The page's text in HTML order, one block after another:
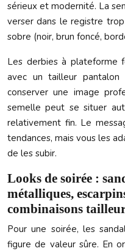
sérieux et modernité. La
verser dans le registre
sobre (noir, brun foncé,
Les derbies à plateforme
avec un tailleur
conserver une image
semelle peut se situer
relativement fin. Le
tendances, mais vous les
de les subir.
Looks de soirée :
métalliques,
combinaisons
Pour une soirée, les
figure de valeur sûre. En